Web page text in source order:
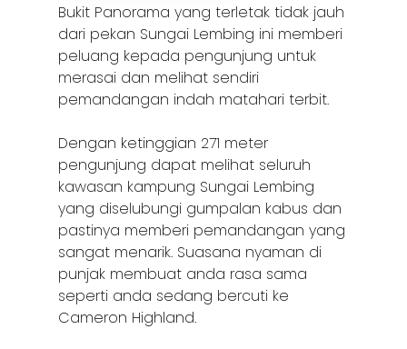
Bukit Panorama yang terletak tidak jauh
dari pekan Sungai Lembing ini memberi
peluang kepada pengunjung untuk
merasai dan melihat sendiri
pemandangan indah matahari terbit.
Dengan ketinggian 271 meter
pengunjung dapat melihat seluruh
kawasan kampung Sungai Lembing
yang diselubungi gumpalan kabus dan
pastinya memberi pemandangan yang
sangat menarik. Suasana nyaman di
punjak membuat anda rasa sama
seperti anda sedang bercuti ke
Cameron Highland.